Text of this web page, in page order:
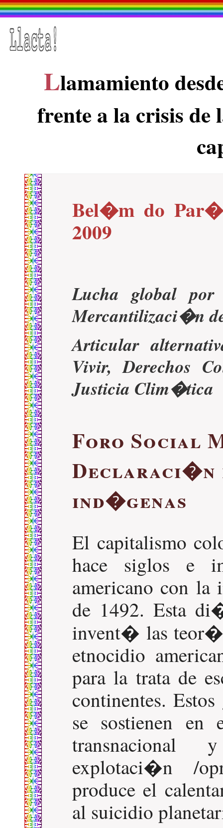
Llamamiento
frente a la crisis
Bel�m do
2009
Lucha global
Mercantilizaci�n
Articular
Vivir, Derechos
Justicia Clim�tica
Foro Social
Declaraci�n
ind�genas
El capitalismo
hace siglos e
americano con
de 1492. Esta
invent� las
etnocidio
para la trata de
continentes.
se sostienen en
explotaci�n /
produce el
al suicidio